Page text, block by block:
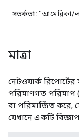
সতর্কতা: "আমেরিকা/
মাত্রা
নেটওয়ার্ক রিপোর্টের
পরিমাণগত পরিমাপ
বা পরিমার্জিত করে,
যেখানে একটি